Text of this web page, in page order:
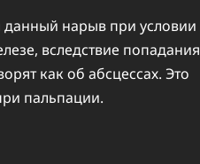
данный нарыв при условии
вследствие попадания
как об абсцессах. Это
пальпации.